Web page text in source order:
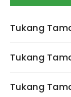
Tukang
Tukang
Tukang